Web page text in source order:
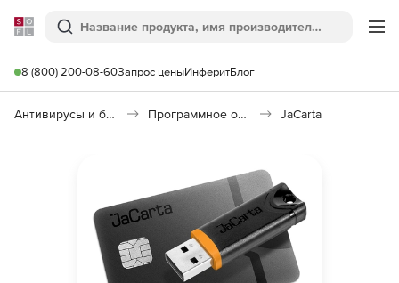
Softline
Поиск
8 (800) 200-08-60Запрос ценыИнферитБлог
Антивирусы и безопасность Программное обеспечение для контроля доступа JaCarta